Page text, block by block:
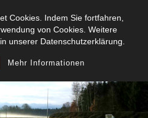
Cookies. Indem Sie fortfahren,
von Cookies. Weitere
unserer Datenschutzerklärung.
Mehr Informationen